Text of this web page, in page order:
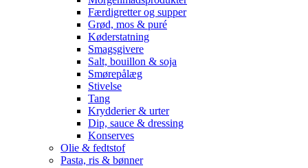
Færdigretter og supper
Grød, mos & puré
Køderstatning
Smagsgivere
Salt, bouillon & soja
Smørepålæg
Stivelse
Tang
Krydderier & urter
Dip, sauce & dressing
Konserves
Olie & fedtstof
Pasta, ris & bønner